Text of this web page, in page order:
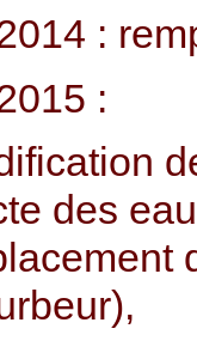
:
:
des